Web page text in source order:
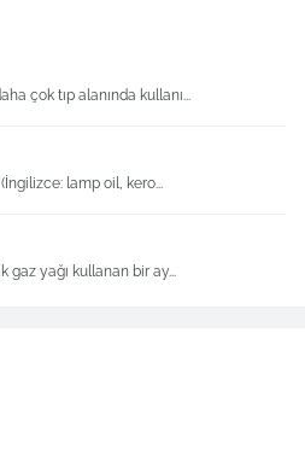
çok tıp alanında kullanı...
lamp oil, kero...
gaz yağı kullanan bir ay...